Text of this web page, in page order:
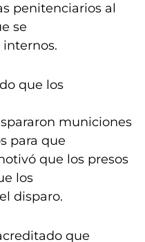
penitenciarios al
se
que los
municiones
para que
que los presos
los
disparo.
que